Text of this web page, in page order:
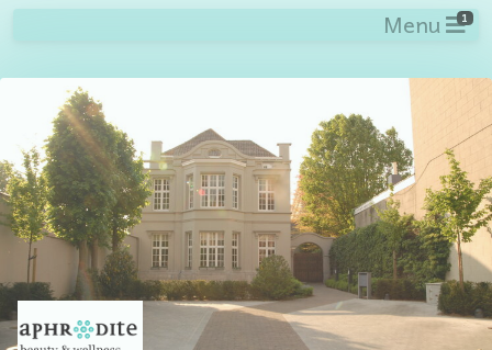
Menu 1